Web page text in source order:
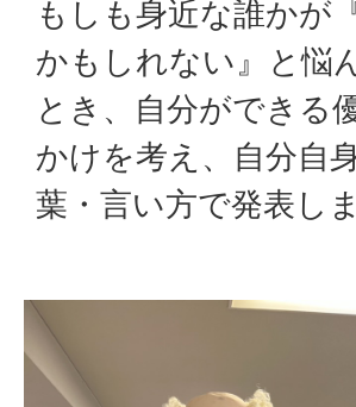
もしも身近な誰かが
かもしれない』と悩
とき、自分ができる
かけを考え、自分自
葉・言い方で発表しま